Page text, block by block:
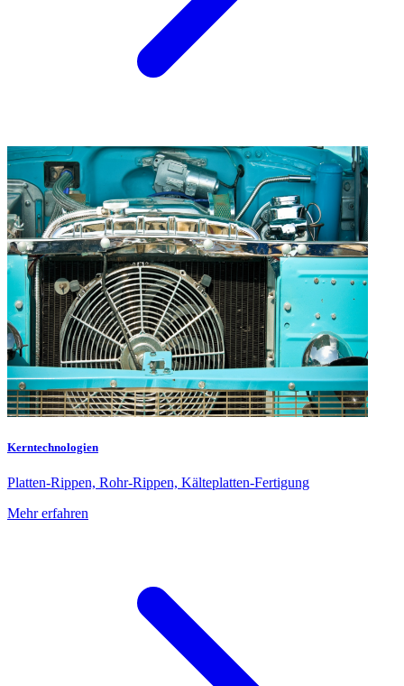
Kerntechnologien
Platten-Rippen, Rohr-Rippen, Kälteplatten-Fertigung
Mehr erfahren